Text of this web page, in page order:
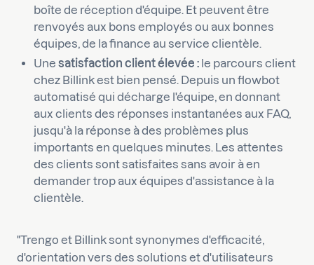
boîte de réception d'équipe. Et peuvent être
renvoyés aux bons employés ou aux bonnes
équipes, de la finance au service clientèle.
Une satisfaction client élevée : le parcours client
chez Billink est bien pensé. Depuis un flowbot
automatisé qui décharge l'équipe, en donnant
aux clients des réponses instantanées aux FAQ,
jusqu'à la réponse à des problèmes plus
importants en quelques minutes. Les attentes
des clients sont satisfaites sans avoir à en
demander trop aux équipes d'assistance à la
clientèle.
"Trengo et Billink sont synonymes d'efficacité,
d'orientation vers des solutions et d'utilisateurs